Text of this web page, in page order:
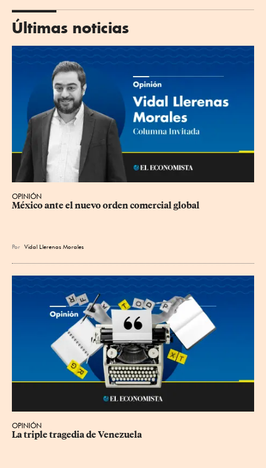
Últimas noticias
OPINIÓN
México ante el nuevo orden comercial global
Por Vidal Llerenas Morales
OPINIÓN
La triple tragedia de Venezuela